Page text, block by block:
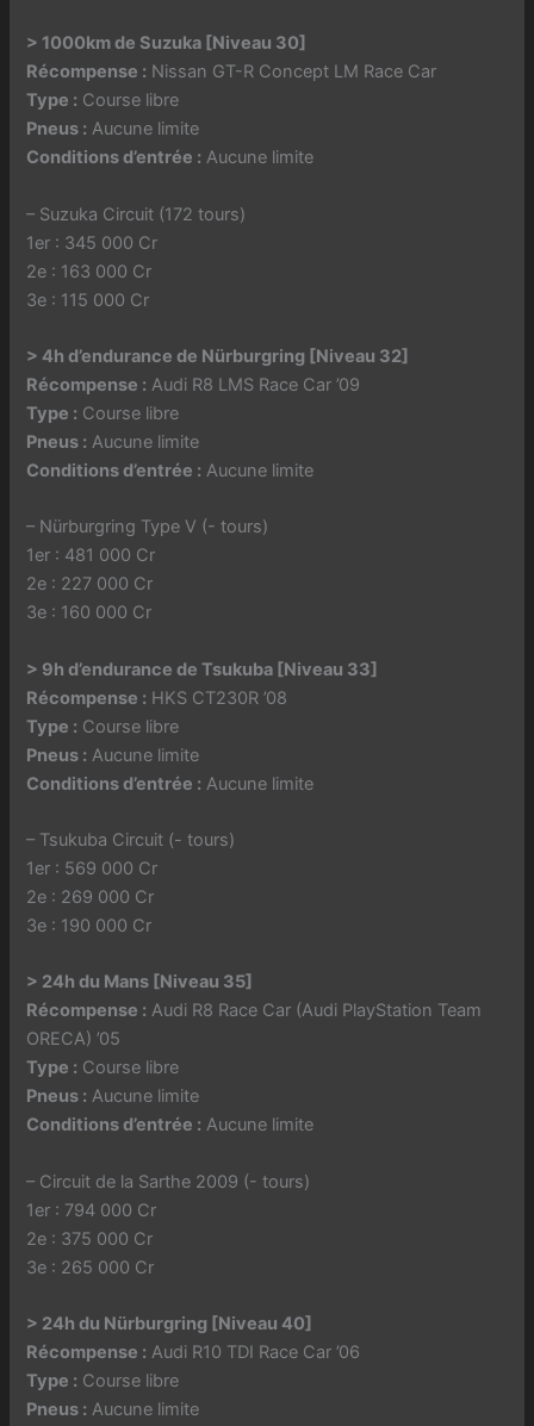
> 1000km de Suzuka [Niveau 30]
Récompense : Nissan GT-R Concept LM Race Car
Type : Course libre
Pneus : Aucune limite
Conditions d’entrée : Aucune limite
– Suzuka Circuit (172 tours)
1er : 345 000 Cr
2e : 163 000 Cr
3e : 115 000 Cr
> 4h d’endurance de Nürburgring [Niveau 32]
Récompense : Audi R8 LMS Race Car ’09
Type : Course libre
Pneus : Aucune limite
Conditions d’entrée : Aucune limite
– Nürburgring Type V (- tours)
1er : 481 000 Cr
2e : 227 000 Cr
3e : 160 000 Cr
> 9h d’endurance de Tsukuba [Niveau 33]
Récompense : HKS CT230R ’08
Type : Course libre
Pneus : Aucune limite
Conditions d’entrée : Aucune limite
– Tsukuba Circuit (- tours)
1er : 569 000 Cr
2e : 269 000 Cr
3e : 190 000 Cr
> 24h du Mans [Niveau 35]
Récompense : Audi R8 Race Car (Audi PlayStation Team
ORECA) ’05
Type : Course libre
Pneus : Aucune limite
Conditions d’entrée : Aucune limite
– Circuit de la Sarthe 2009 (- tours)
1er : 794 000 Cr
2e : 375 000 Cr
3e : 265 000 Cr
> 24h du Nürburgring [Niveau 40]
Récompense : Audi R10 TDI Race Car ’06
Type : Course libre
Pneus : Aucune limite